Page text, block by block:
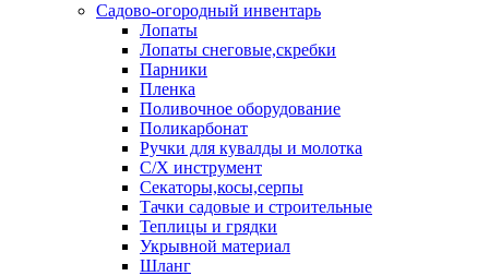
Садово-огородный инвентарь
Лопаты
Лопаты снеговые,скребки
Парники
Пленка
Поливочное оборудование
Поликарбонат
Ручки для кувалды и молотка
С/Х инструмент
Секаторы,косы,серпы
Тачки садовые и строительные
Теплицы и грядки
Укрывной материал
Шланг